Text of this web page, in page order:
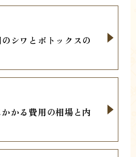
シワとボトックスの
かる費用の相場と内